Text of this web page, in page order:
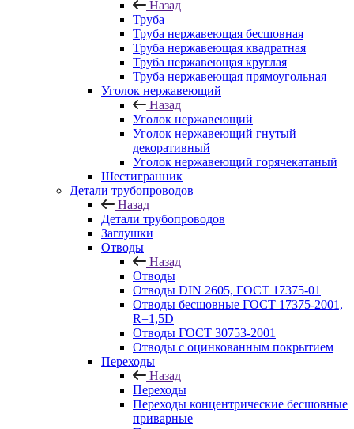
Назад
Труба
Труба нержавеющая бесшовная
Труба нержавеющая квадратная
Труба нержавеющая круглая
Труба нержавеющая прямоугольная
Уголок нержавеющий
Назад
Уголок нержавеющий
Уголок нержавеющий гнутый
декоративный
Уголок нержавеющий горячекатаный
Шестигранник
Детали трубопроводов
Назад
Детали трубопроводов
Заглушки
Отводы
Назад
Отводы
Отводы DIN 2605, ГОСТ 17375-01
Отводы бесшовные ГОСТ 17375-2001,
R=1,5D
Отводы ГОСТ 30753-2001
Отводы с оцинкованным покрытием
Переходы
Назад
Переходы
Переходы концентрические бесшовные
приварные